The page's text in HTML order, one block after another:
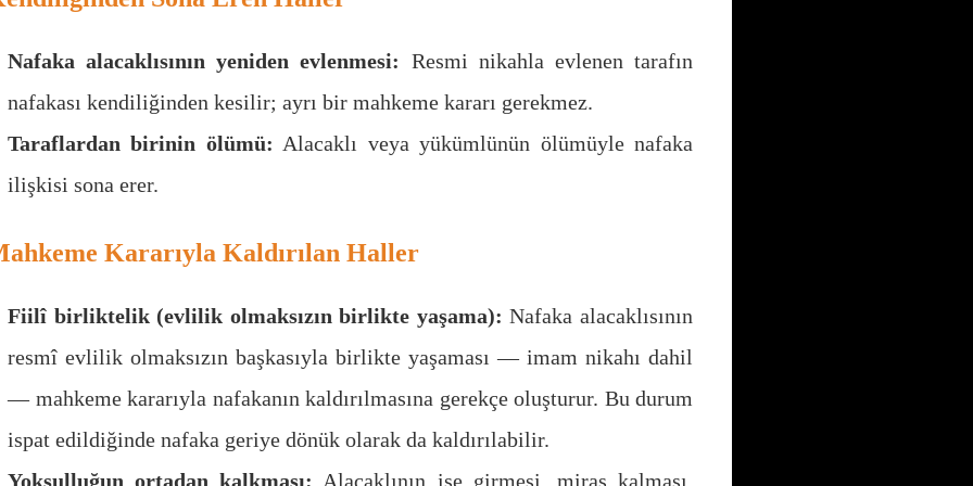
Nafaka alacaklısının yeniden evlenmesi: Resmi nikahla evlenen tarafın
nafakası kendiliğinden kesilir; ayrı bir mahkeme kararı gerekmez.
Taraflardan birinin ölümü: Alacaklı veya yükümlünün ölümüyle nafaka
ilişkisi sona erer.
Kararıyla Kaldırılan Haller
Fiilî birliktelik (evlilik olmaksızın birlikte yaşama): Nafaka alacaklısının
resmî evlilik olmaksızın başkasıyla birlikte yaşaması — imam nikahı dahil
— mahkeme kararıyla nafakanın kaldırılmasına gerekçe oluşturur. Bu durum
ispat edildiğinde nafaka geriye dönük olarak da kaldırılabilir.
Yoksulluğun ortadan kalkması: Alacaklının işe girmesi, miras kalması,